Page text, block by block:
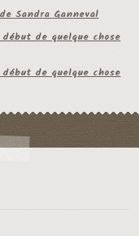
Sandra Ganneval
de quelque chose
de quelque chose